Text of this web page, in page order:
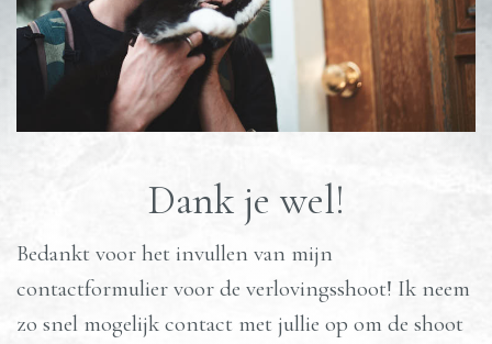
Dank je wel!
Bedankt voor het invullen van mijn
contactformulier voor de verlovingsshoot! Ik neem
zo snel mogelijk contact met jullie op om de shoot